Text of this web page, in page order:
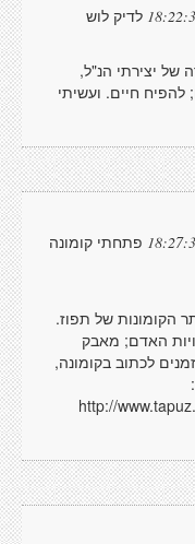
לדיק לוש
של יצירתי הנ"ל,
חיים. ועשיתי
פתחתי קומונה
הקומונות של תפוז.
האדם; מאבק
לכתוב בקומונה,
http://